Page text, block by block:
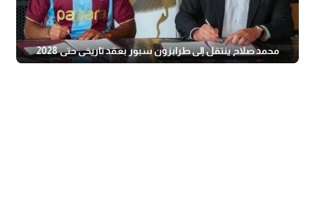
محمد صلاح ينتقل إلى طرابزون سبور بعقد تاريخي حتى 2028